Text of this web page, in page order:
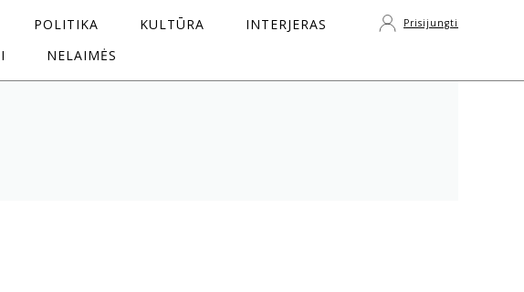
POLITIKA KULTŪRA
INTERJERAS
NELAIMĖS
Prisijungti